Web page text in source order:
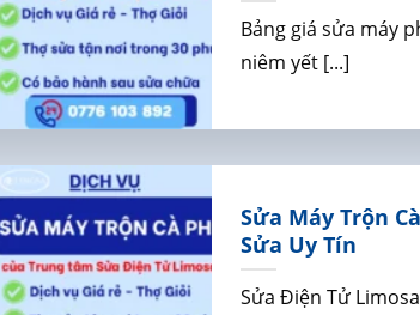
Bảng giá sửa máy
niêm yết [...]
Sửa Máy Trộn
Sửa Uy Tín
Sửa Điện Tử